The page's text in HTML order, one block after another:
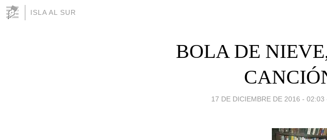
ISLA AL SUR
BOLA DE
17 DE DICIEMBRE DE 2016 - 02:03